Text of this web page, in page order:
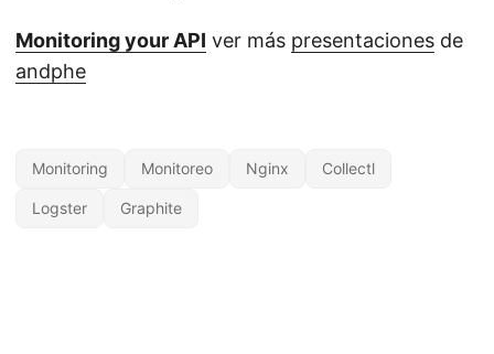
Monitoring your API ver más presentaciones de
andphe
Monitoring Monitoreo Nginx Collectl
Logster Graphite